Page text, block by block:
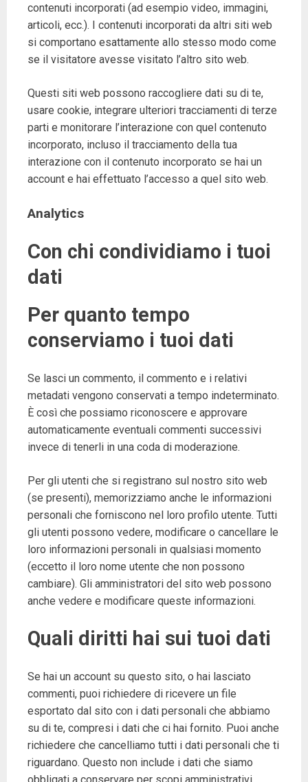
contenuti incorporati (ad esempio video, immagini,
articoli, ecc.). I contenuti incorporati da altri siti web
si comportano esattamente allo stesso modo come
se il visitatore avesse visitato l’altro sito web.
Questi siti web possono raccogliere dati su di te,
usare cookie, integrare ulteriori tracciamenti di terze
parti e monitorare l’interazione con quel contenuto
incorporato, incluso il tracciamento della tua
interazione con il contenuto incorporato se hai un
account e hai effettuato l’accesso a quel sito web.
Analytics
Con chi condividiamo i tuoi
dati
Per quanto tempo
conserviamo i tuoi dati
Se lasci un commento, il commento e i relativi
metadati vengono conservati a tempo indeterminato.
È così che possiamo riconoscere e approvare
automaticamente eventuali commenti successivi
invece di tenerli in una coda di moderazione.
Per gli utenti che si registrano sul nostro sito web
(se presenti), memorizziamo anche le informazioni
personali che forniscono nel loro profilo utente. Tutti
gli utenti possono vedere, modificare o cancellare le
loro informazioni personali in qualsiasi momento
(eccetto il loro nome utente che non possono
cambiare). Gli amministratori del sito web possono
anche vedere e modificare queste informazioni.
Quali diritti hai sui tuoi dati
Se hai un account su questo sito, o hai lasciato
commenti, puoi richiedere di ricevere un file
esportato dal sito con i dati personali che abbiamo
su di te, compresi i dati che ci hai fornito. Puoi anche
richiedere che cancelliamo tutti i dati personali che ti
riguardano. Questo non include i dati che siamo